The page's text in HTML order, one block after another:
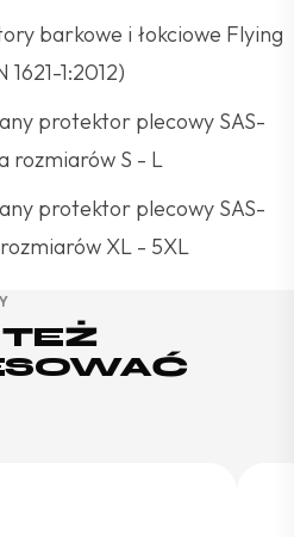
barkowe i łokciowe Flying
1:2012)
protektor plecowy SAS-
rozmiarów S - L
protektor plecowy SAS-
XL - 5XL